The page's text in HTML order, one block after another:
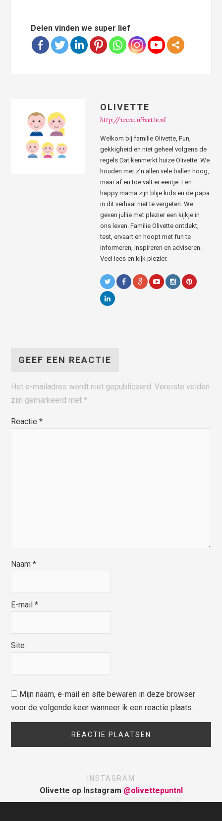
Delen vinden we super lief
OLIVETTE
http://www.olivette.nl
Welkom bij familie Olivette, Fun,
gekkigheid en niet geheel volgens de
regels Dat kenmerkt huize Olivette. We
houden met z’n allen vele ballen hoog,
maar af en toe valt er eentje. Een
happy mama zijn blije kids en de papa
in dit verhaal niet te vergeten. We
geven jullie met plezier een kijkje in
ons leven. Familie Olivette ontdekt,
test, ervaart en hoopt met fun te
informeren, inspireren en adviseren.
Veel lees en kijk plezier.
GEEF EEN REACTIE
Het e-mailadres wordt niet gepubliceerd. Vereiste velden
zijn gemarkeerd met*
Reactie*
Naam*
E-mail*
Site
Mijn naam, e-mail en site bewaren in deze browser
voor de volgende keer wanneer ik een reactie plaats.
INSTAGRAM
Olivette op Instagram @olivettepuntnl